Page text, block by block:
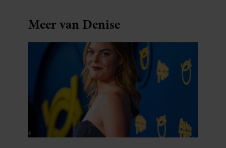
Meer van Denise